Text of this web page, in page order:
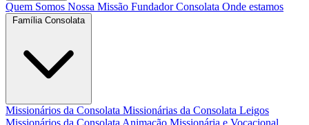
Quem Somos Nossa Missão FundadorConsolata Onde estamos
Família Consolata
Missionários da Consolata Missionárias da Consolata Leigos
Missionários da Consolata Animação Missionária e Vocacional